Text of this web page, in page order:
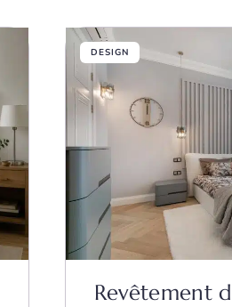
DESIGN
Revêtement